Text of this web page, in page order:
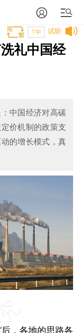
试听
T中
礼中国经
中国经济对高碳
价机制的政策支
的增长模式，真
，各地的思路各